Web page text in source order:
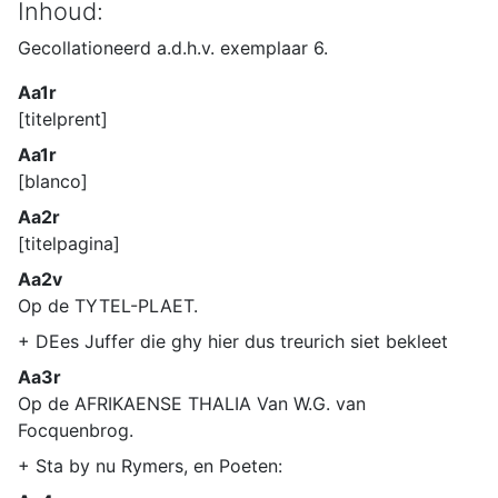
Inhoud:
Gecollationeerd a.d.h.v. exemplaar 6.
Aa1r
[titelprent]
Aa1r
[blanco]
Aa2r
[titelpagina]
Aa2v
Op de TYTEL-PLAET.
+ DEes Juffer die ghy hier dus treurich siet bekleet
Aa3r
Op de AFRIKAENSE THALIA Van W.G. van
Focquenbrog.
+ Sta by nu Rymers, en Poeten: